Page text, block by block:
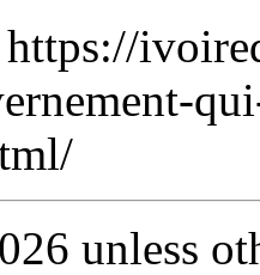
https://
unless